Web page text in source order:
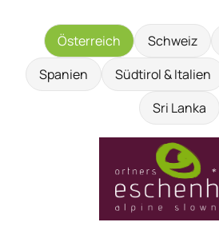
Österreich Schweiz
Spanien
Südtirol & Italien
Sri Lanka